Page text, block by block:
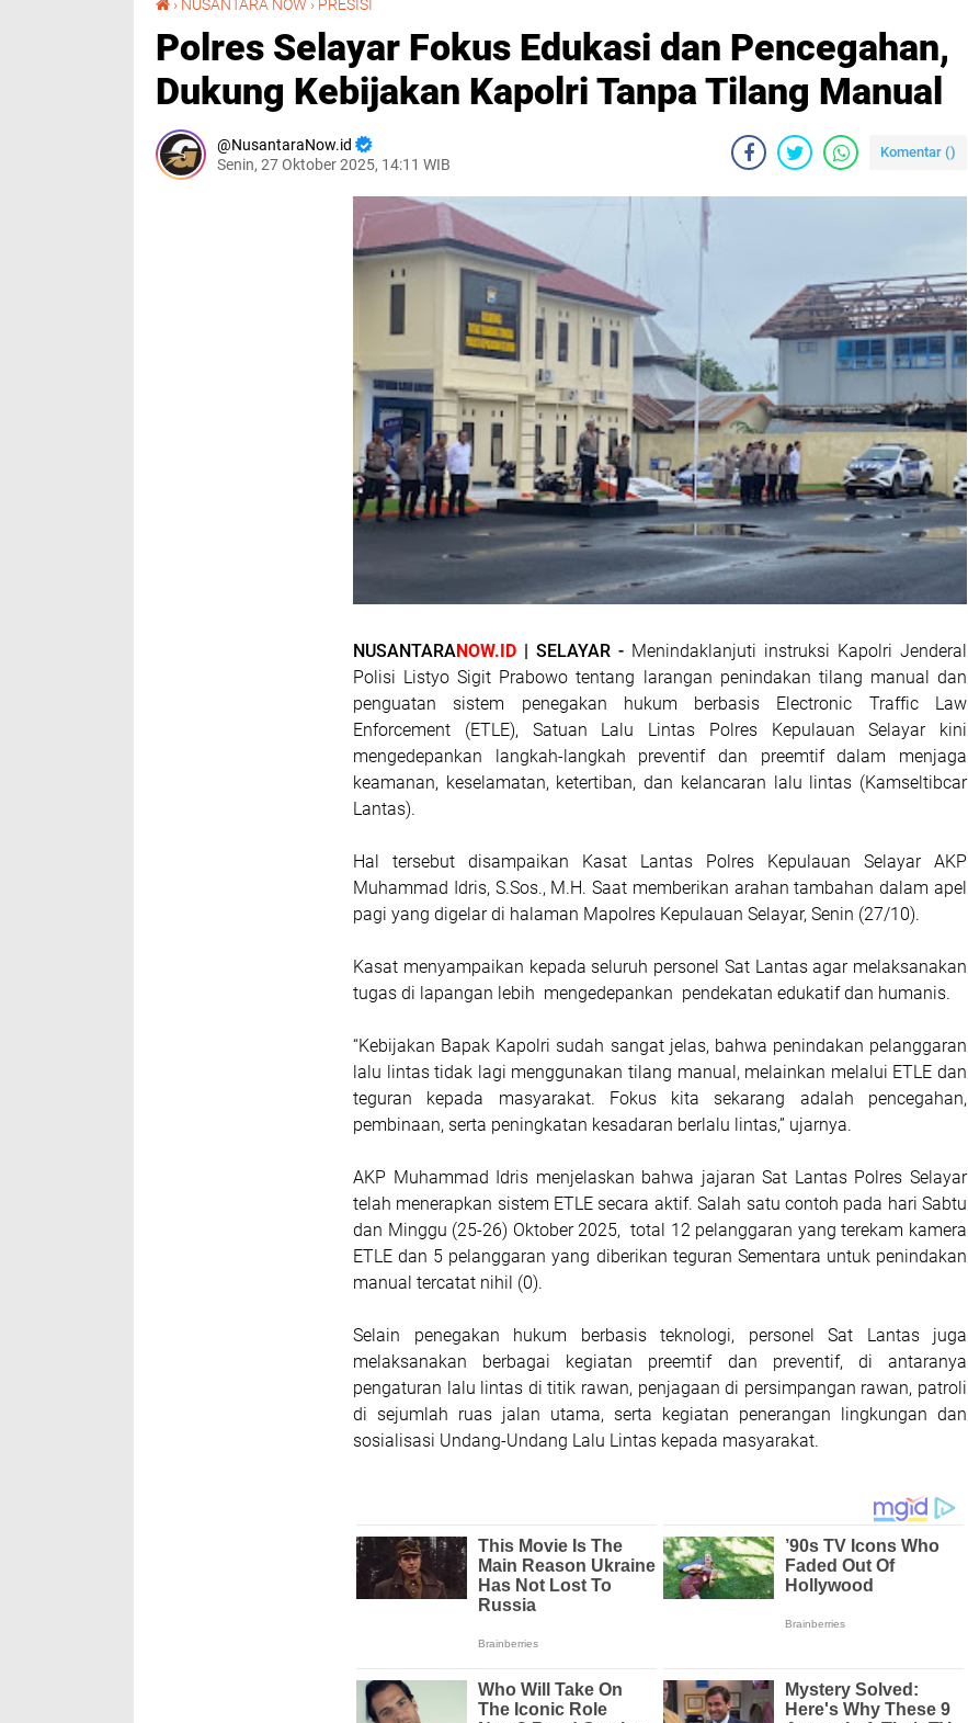
› NUSANTARA NOW › PRESISI
Polres Selayar Fokus Edukasi dan Pencegahan,
Dukung Kebijakan Kapolri Tanpa Tilang Manual
NusantaraNow.id
Senin, 27 Oktober 2025, 14:11 WIB
Komentar ()
NUSANTARANOW.ID | SELAYAR - Menindaklanjuti instruksi Kapolri Jenderal
Polisi Listyo Sigit Prabowo tentang larangan penindakan tilang manual dan
penguatan sistem penegakan hukum berbasis Electronic Traffic Law
Enforcement (ETLE), Satuan Lalu Lintas Polres Kepulauan Selayar kini
mengedepankan langkah-langkah preventif dan preemtif dalam menjaga
keamanan, keselamatan, ketertiban, dan kelancaran lalu lintas (Kamseltibcar
Lantas).
Hal tersebut disampaikan Kasat Lantas Polres Kepulauan Selayar AKP
Muhammad Idris, S.Sos., M.H. Saat memberikan arahan tambahan dalam apel
pagi yang digelar di halaman Mapolres Kepulauan Selayar, Senin (27/10).
Kasat menyampaikan kepada seluruh personel Sat Lantas agar melaksanakan
tugas di lapangan lebih mengedepankan pendekatan edukatif dan humanis.
“Kebijakan Bapak Kapolri sudah sangat jelas, bahwa penindakan pelanggaran
lalu lintas tidak lagi menggunakan tilang manual, melainkan melalui ETLE dan
teguran kepada masyarakat. Fokus kita sekarang adalah pencegahan,
pembinaan, serta peningkatan kesadaran berlalu lintas,” ujarnya.
AKP Muhammad Idris menjelaskan bahwa jajaran Sat Lantas Polres Selayar
telah menerapkan sistem ETLE secara aktif. Salah satu contoh pada hari Sabtu
dan Minggu (25-26) Oktober 2025, total 12 pelanggaran yang terekam kamera
ETLE dan 5 pelanggaran yang diberikan teguran Sementara untuk penindakan
manual tercatat nihil (0).
Selain penegakan hukum berbasis teknologi, personel Sat Lantas juga
melaksanakan berbagai kegiatan preemtif dan preventif, di antaranya
pengaturan lalu lintas di titik rawan, penjagaan di persimpangan rawan, patroli
di sejumlah ruas jalan utama, serta kegiatan penerangan lingkungan dan
sosialisasi Undang-Undang Lalu Lintas kepada masyarakat.